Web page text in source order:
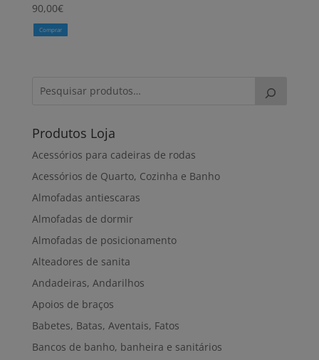
90,00€
Comprar
Produtos Loja
Acessórios para cadeiras de rodas
Acessórios de Quarto, Cozinha e Banho
Almofadas antiescaras
Almofadas de dormir
Almofadas de posicionamento
Alteadores de sanita
Andadeiras, Andarilhos
Apoios de braços
Babetes, Batas, Aventais, Fatos
Bancos de banho, banheira e sanitários